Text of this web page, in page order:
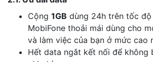
Cộng 1GB dùng 24h trên tốc
MobiFone thoải mái dùng cho
và làm việc của bạn ở mức cao
Hết data ngắt kết nối để không